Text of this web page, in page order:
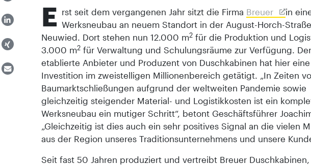
E rst seit dem vergangenen Jahr sitzt die Firma Breuer
in
Werksneubau an neuem Standort in der August-Horch-
Neuwied. Dort stehen nun 12.000 m2für die Produktion und
3.000 m2für Verwaltung und Schulungsräume zur Verfügung. Der
etablierte Anbieter und Produzent von Duschkabinen hat hier eine
Investition im zweistelligen Millionenbereich getätigt. „In Zeiten
Baumarktschließungen aufgrund der weltweiten Pandemie sowie
gleichzeitig steigender Material- und Logistikkosten ist ein
Werksneubau ein mutiger Schritt“, betont Geschäftsführer
„Gleichzeitig ist dies auch ein sehr positives Signal an die vielen
aus der Region unseres Traditionsunternehmens und unsere
Seit fast 50 Jahren produziert und vertreibt Breuer Duschkabinen,